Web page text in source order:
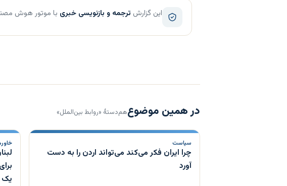
این گزارش ترجمه و بازنویسی خبری با موتور هوش
در همین موضوعهم‌دستهٔ «روابط بین‌الملل»
سیاست
چرا ایران فکر می‌کند می‌تواند اردن را به دست
آورد
یک